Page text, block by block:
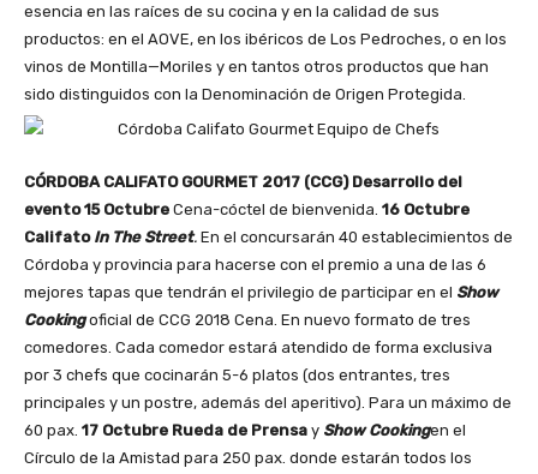
esencia en las raíces de su cocina y en la calidad de sus
productos: en el AOVE, en los ibéricos de Los Pedroches, o en los
vinos de Montilla—Moriles y en tantos otros productos que han
sido distinguidos con la Denominación de Origen Protegida.
CÓRDOBA CALIFATO GOURMET 2017 (CCG) Desarrollo del
evento 15 Octubre Cena-cóctel de bienvenida. 16 Octubre
Califato In The Street. En el concursarán 40 establecimientos de
Córdoba y provincia para hacerse con el premio a una de las 6
mejores tapas que tendrán el privilegio de participar en el Show
Cookingoficial de CCG 2018 Cena. En nuevo formato de tres
comedores. Cada comedor estará atendido de forma exclusiva
por 3 chefs que cocinarán 5-6 platos (dos entrantes, tres
principales y un postre, además del aperitivo). Para un máximo de
60 pax. 17 Octubre Rueda de Prensa y Show Cookingen el
Círculo de la Amistad para 250 pax. donde estarán todos los